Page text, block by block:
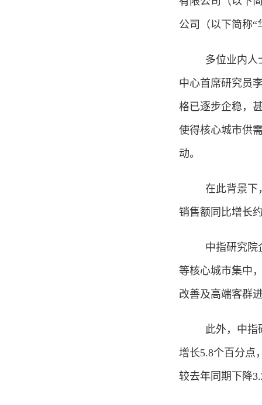
公司（以下简称“
多位业内人
中心首席研究员
格已逐步企稳，
使得核心城市供
动。
在此背景下
销售额同比增长
中指研究院
等核心城市集中
改善及高端客群
此外，中指
增长5.8个百分点
较去年同期下降